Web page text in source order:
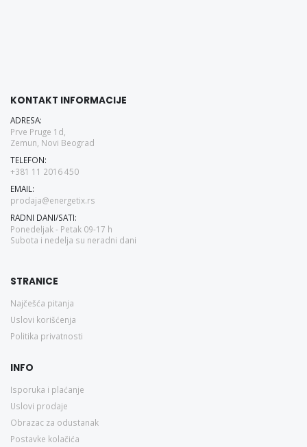
KONTAKT INFORMACIJE
ADRESA:
Prve Pruge 1d,
Zemun, Novi Beograd
TELEFON:
+381 11 2016 450
EMAIL:
prodaja@energetix.rs
RADNI DANI/SATI:
Ponedeljak - Petak 09-17 h
Subota i nedelja su neradni dani
STRANICE
Najčešća pitanja
Uslovi korišćenja
Politika privatnosti
INFO
Isporuka i plaćanje
Uslovi prodaje
Obrazac za odustanak
Postavke kolačića